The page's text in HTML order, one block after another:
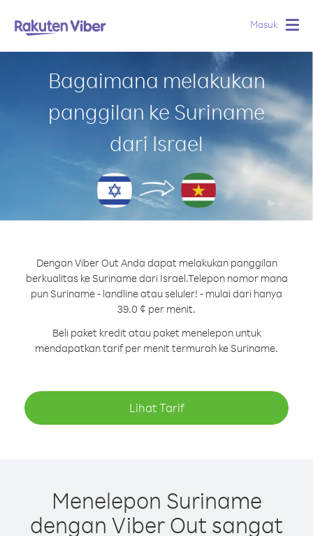
Masuk
Bagaimana melakukan
panggilan ke Suriname
dari Israel
Dengan Viber Out Anda dapat melakukan panggilan
berkualitas ke Suriname dari Israel.Telepon nomor mana
pun Suriname - landline atau seluler! - mulai dari hanya
39.0 ¢ per menit.
Beli paket kredit atau paket menelepon untuk
mendapatkan tarif per menit termurah ke Suriname.
Lihat Tarif
Menelepon Suriname
dengan Viber Out sangat